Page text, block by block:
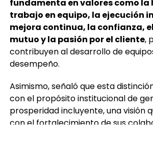
fundamenta en valores como la
trabajo en equipo, la ejecución
mejora continua, la confianza,
mutuo y la pasión por el cliente,
contribuyen al desarrollo de
desempeño.
Asimismo, señaló que esta
con el propósito institucional de
prosperidad incluyente, una visión
con el fortalecimiento de sus